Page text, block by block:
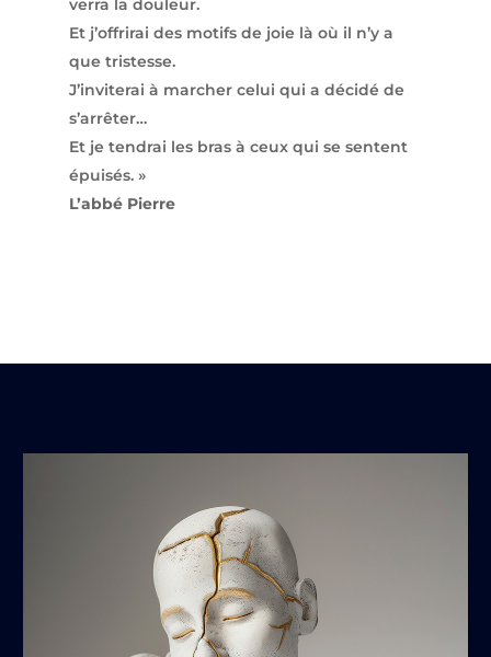
verra la douleur.
Et j’offrirai des motifs de joie là où il n’y a
que tristesse.
J’inviterai à marcher celui qui a décidé de
s’arrêter…
Et je tendrai les bras à ceux qui se sentent
épuisés. »
L’abbé Pierre